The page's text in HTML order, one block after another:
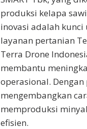
produksi kelapa
inovasi adalah
layanan pertanian
Terra Drone
membantu
operasional.
mengembangkan
memproduksi
efisien.